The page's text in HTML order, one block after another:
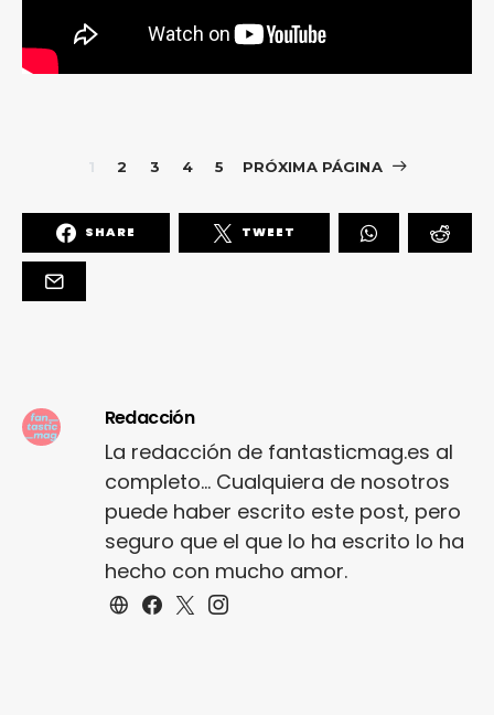
1 2 3 4 5 PRÓXIMA PÁGINA
SHARE TWEET
Redacción
La redacción de fantasticmag.es al
completo... Cualquiera de nosotros
puede haber escrito este post, pero
seguro que el que lo ha escrito lo ha
hecho con mucho amor.